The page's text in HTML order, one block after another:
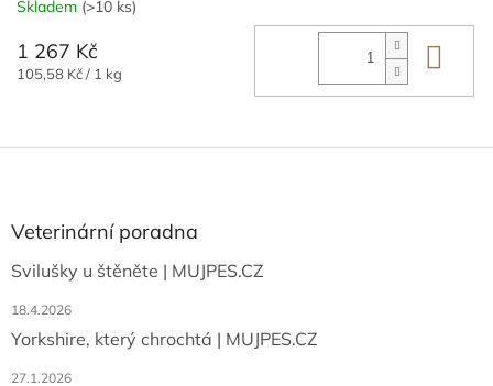
Skladem (>10 ks)
1 267 Kč
Měrná
105,58 Kč / 1 kg
Z
aVeterinární poradna
Svilušky u štěněte | MUJPES.CZ
18.4.2026
Yorkshire, který chrochtá | MUJPES.CZ
27.1.2026